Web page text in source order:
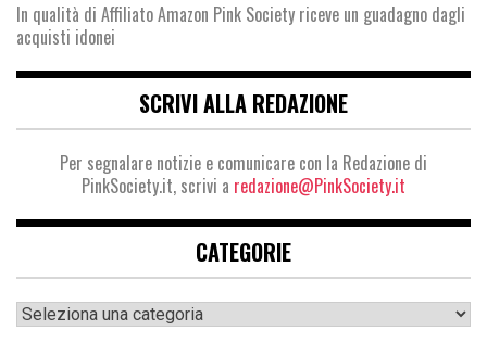
In qualità di Affiliato Amazon Pink Society riceve un guadagno dagli
acquisti idonei
SCRIVI ALLA REDAZIONE
Per segnalare notizie e comunicare con la Redazione di
PinkSociety.it, scrivi a redazione@PinkSociety.it
CATEGORIE
Categorie